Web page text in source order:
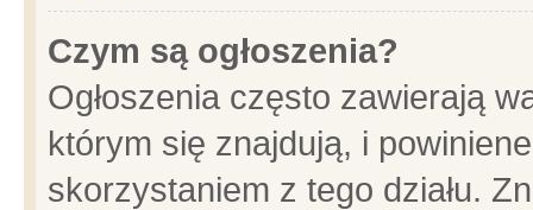
Czym są ogłoszenia?
Ogłoszenia często zawierają
którym się znajdują, i
skorzystaniem z tego działu.